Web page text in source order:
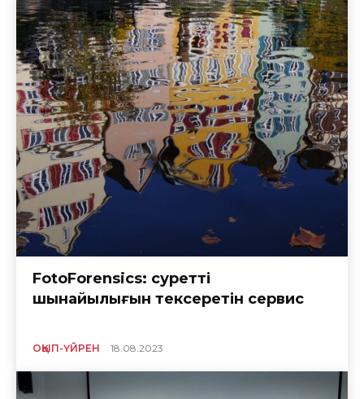
FotoForensics: суреттің
шынайылығын тексеретін сервис
ОҚЫП-ҮЙРЕН 18.08.2023